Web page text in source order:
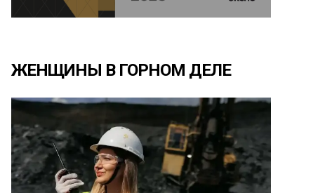
ЖЕНЩИНЫ В ГОРНОМ ДЕЛЕ